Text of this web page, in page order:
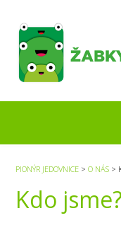
c
t
PIONÝR JEDOVNICE > O NÁS >
Kdo jsme?